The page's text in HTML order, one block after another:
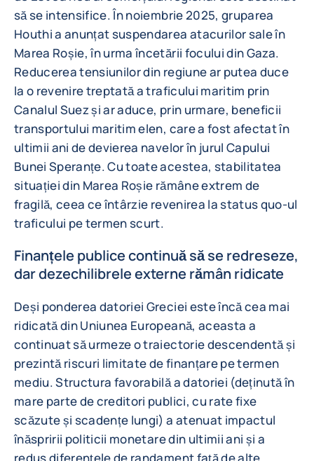
să se intensifice. În noiembrie 2025, gruparea
Houthi a anunțat suspendarea atacurilor sale în
Marea Roșie, în urma încetării focului din Gaza.
Reducerea tensiunilor din regiune ar putea duce
la o revenire treptată a traficului maritim prin
Canalul Suez și ar aduce, prin urmare, beneficii
transportului maritim elen, care a fost afectat în
ultimii ani de devierea navelor în jurul Capului
Bunei Speranțe. Cu toate acestea, stabilitatea
situației din Marea Roșie rămâne extrem de
fragilă, ceea ce întârzie revenirea la status quo-ul
traficului pe termen scurt.
Finanțele publice continuă să se redreseze,
dar dezechilibrele externe rămân ridicate
Deși ponderea datoriei Greciei este încă cea mai
ridicată din Uniunea Europeană, aceasta a
continuat să urmeze o traiectorie descendentă și
prezintă riscuri limitate de finanțare pe termen
mediu. Structura favorabilă a datoriei (deținută în
mare parte de creditori publici, cu rate fixe
scăzute și scadențe lungi) a atenuat impactul
înăspririi politicii monetare din ultimii ani și a